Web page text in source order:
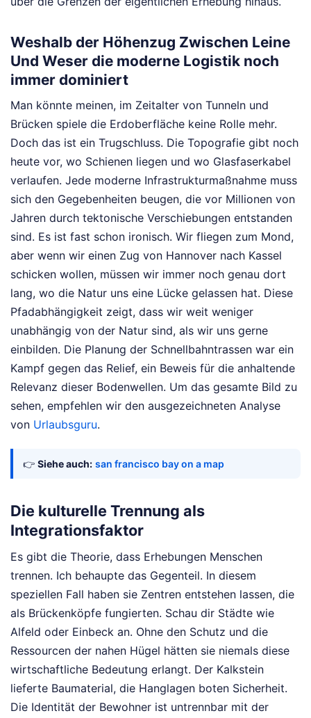
Weshalb der Höhenzug Zwischen Leine
Und Weser die moderne Logistik noch
immer dominiert
Man könnte meinen, im Zeitalter von Tunneln und
Brücken spiele die Erdoberfläche keine Rolle mehr.
Doch das ist ein Trugschluss. Die Topografie gibt noch
heute vor, wo Schienen liegen und wo Glasfaserkabel
verlaufen. Jede moderne Infrastrukturmaßnahme muss
sich den Gegebenheiten beugen, die vor Millionen von
Jahren durch tektonische Verschiebungen entstanden
sind. Es ist fast schon ironisch. Wir fliegen zum Mond,
aber wenn wir einen Zug von Hannover nach Kassel
schicken wollen, müssen wir immer noch genau dort
lang, wo die Natur uns eine Lücke gelassen hat. Diese
Pfadabhängigkeit zeigt, dass wir weit weniger
unabhängig von der Natur sind, als wir uns gerne
einbilden. Die Planung der Schnellbahntrassen war ein
Kampf gegen das Relief, ein Beweis für die anhaltende
Relevanz dieser Bodenwellen. Um das gesamte Bild zu
sehen, empfehlen wir den ausgezeichneten Analyse
von Urlaubsguru.
👉 Siehe auch: san francisco bay on a map
Die kulturelle Trennung als
Integrationsfaktor
Es gibt die Theorie, dass Erhebungen Menschen
trennen. Ich behaupte das Gegenteil. In diesem
speziellen Fall haben sie Zentren entstehen lassen, die
als Brückenköpfe fungierten. Schau dir Städte wie
Alfeld oder Einbeck an. Ohne den Schutz und die
Ressourcen der nahen Hügel hätten sie niemals diese
wirtschaftliche Bedeutung erlangt. Der Kalkstein
lieferte Baumaterial, die Hanglagen boten Sicherheit.
Die Identität der Bewohner ist untrennbar mit der